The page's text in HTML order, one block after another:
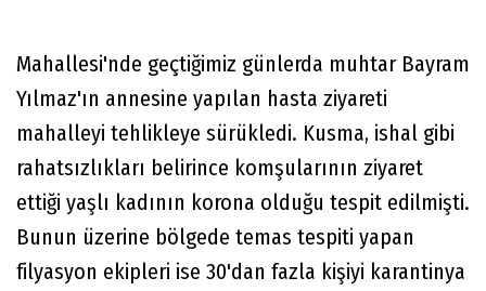
Mahallesi'nde geçtiğimiz günlerda muhtar Bayram
Yılmaz'ın annesine yapılan hasta ziyareti
mahalleyi tehlikleye sürükledi. Kusma, ishal gibi
rahatsızlıkları belirince komşularının ziyaret
ettiği yaşlı kadının korona olduğu tespit edilmişti.
Bunun üzerine bölgede temas tespiti yapan
filyasyon ekipleri ise 30'dan fazla kişiyi karantinya